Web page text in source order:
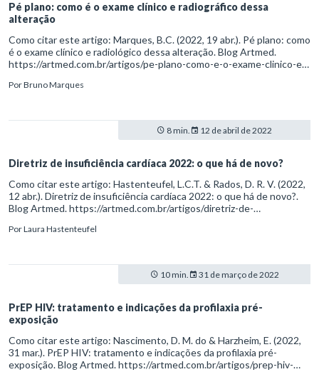
Pé plano: como é o exame clínico e radiográfico dessa
alteração
Como citar este artigo: Marques, B.C. (2022, 19 abr.). Pé plano: como
é o exame clínico e radiológico dessa alteração. Blog Artmed.
https://artmed.com.br/artigos/pe-plano-como-e-o-exame-clinico-e-
PorBruno Marques
8 min. 12 de abril de 2022
Diretriz de insuficiência cardíaca 2022: o que há de novo?
Como citar este artigo: Hastenteufel, L.C.T. & Rados, D. R. V. (2022,
12 abr.). Diretriz de insuficiência cardíaca 2022: o que há de novo?.
Blog Artmed. https://artmed.com.br/artigos/diretriz-de-
PorLaura Hastenteufel
10 min. 31 de março de 2022
PrEP HIV: tratamento e indicações da profilaxia pré-
exposição
Como citar este artigo: Nascimento, D. M. do & Harzheim, E. (2022,
31 mar.). PrEP HIV: tratamento e indicações da profilaxia pré-
exposição. Blog Artmed. https://artmed.com.br/artigos/prep-hiv-